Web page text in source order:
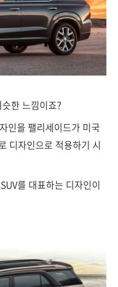
한 느낌이죠?
인을 팰리세이드가 미국
디자인으로 적용하기 시
를 대표하는 디자인이